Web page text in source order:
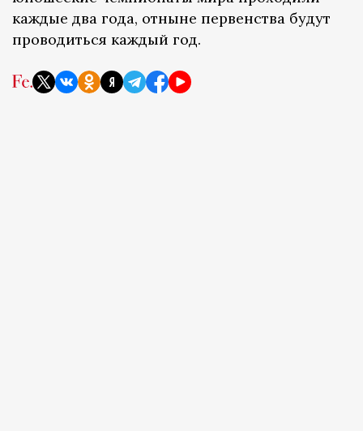
каждые два года, отныне первенства будут
проводиться каждый год.